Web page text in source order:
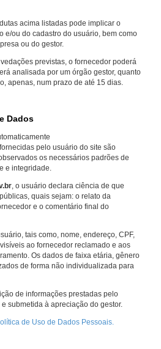
acima listadas pode implicar o
e/ou do cadastro do usuário, bem como
ou do gestor.
previstas, o fornecedor poderá
analisada por um órgão gestor, quanto
apenas, num prazo de até 15 dias.
Dados
pelo usuário do site são
os necessários padrões de
e integridade.
, o usuário declara ciência de que
quais sejam: o relato da
e o comentário final do
tais como, nome, endereço, CPF,
ao fornecedor reclamado e aos
Os dados de faixa etária, gênero
de forma não individualizada para
de informações prestadas pelo
submetida à apreciação do gestor.
de Uso de Dados Pessoais.